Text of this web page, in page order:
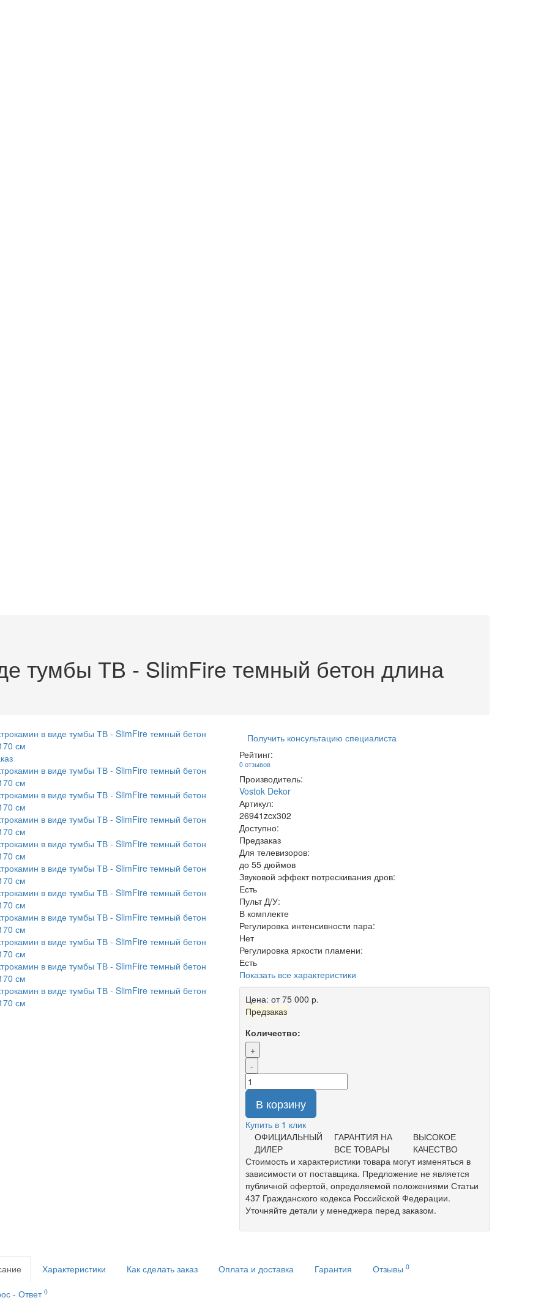
тумбы ТВ - SlimFire темный бетон длина
Получить консультацию специалиста
Рейтинг:
0 отзывов
Производитель:
Vostok Dekor
Артикул:
26941zcx302
Доступно:
Предзаказ
Для телевизоров:
до 55 дюймов
Звуковой эффект потрескивания дров:
Есть
Пульт Д/У:
В комплекте
Регулировка интенсивности пара:
Нет
Регулировка яркости пламени:
Есть
Показать все характеристики
Цена: от 75 000 р.
Предзаказ
Количество:
+
-
В корзину
Купить в 1 клик
ОФИЦИАЛЬНЫЙ
ДИЛЕР
ГАРАНТИЯ НА
ВСЕ ТОВАРЫ
ВЫСОКОЕ
КАЧЕСТВО
Стоимость и характеристики товара могут изменяться в
зависимости от поставщика. Предложение не является
публичной офертой, определяемой положениями Статьи
437 Гражданского кодекса Российской Федерации.
Уточняйте детали у менеджера перед заказом.
Характеристики Как сделать заказ Оплата и доставка Гарантия Отзывы 0
- Ответ 0